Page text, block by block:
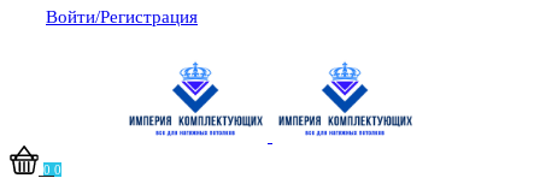
Войти/Регистрация
0 0